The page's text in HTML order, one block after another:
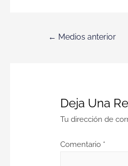
← Medios anterior
Deja Una
Tu dirección de
Comentario *